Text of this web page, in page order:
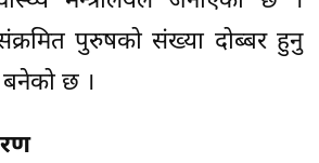
पुरुषको संख्या दोब्बर हुनु
छ ।